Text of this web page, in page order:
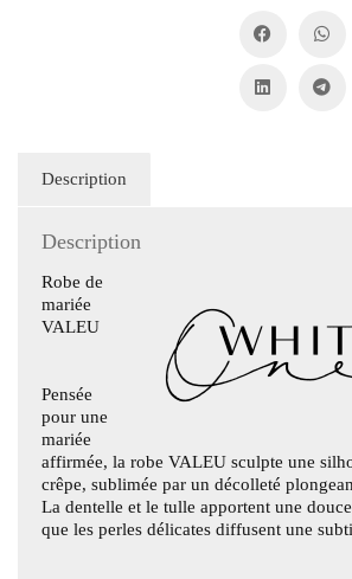
Description
Description
Robe de
mariée
VALEU
Pensée
pour une
mariée
affirmée, la robe VALEU sculpte une
crêpe, sublimée par un décolleté
La dentelle et le tulle apportent une
que les perles délicates diffusent une